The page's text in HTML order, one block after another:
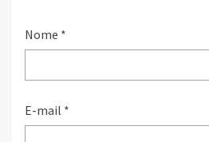
Nome *
E-mail *